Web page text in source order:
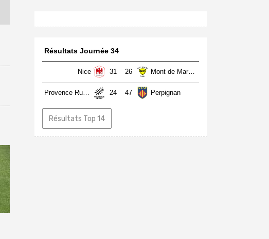
Résultats Journée 34
Nice 31 26 Mont de Marsan
24 47 Perpignan
Résultats Top 14